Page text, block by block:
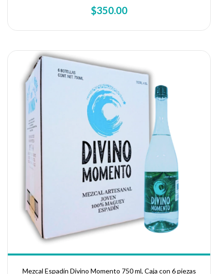
$350.00
Mezcal Espadín Divino Momento 750 ml, Caja con 6 piezas